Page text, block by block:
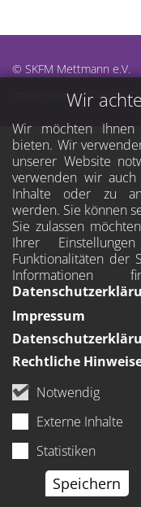
Wir
Wir möchten Ihnen
bieten. Wir
unserer Website
verwenden wir
Inhalte oder zu
werden. Sie können
Sie zulassen
Ihrer
Funktionalitäten der
Notwendig
Externe Inhalte
Statistiken
Speichern
Impressum
Rechtliche
© SKFM Mettmann e.V.
Impressum